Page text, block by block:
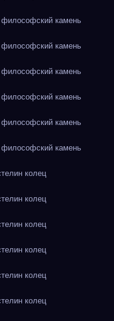
камень
камень
камень
камень
камень
камень
колец
колец
колец
колец
колец
колец